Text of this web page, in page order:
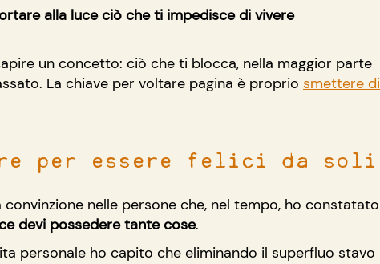
alla luce ciò che ti impedisce di vivere
un concetto: ciò che ti blocca, nella maggior parte
La chiave per voltare pagina è proprio smettere di
per essere felici da soli
nelle persone che, nel tempo, ho constatato
devi possedere tante cose.
personale ho capito che eliminando il superfluo stavo